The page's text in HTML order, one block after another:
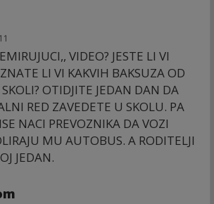
VIDEO? JESTE LI VI
LI VI KAKVIH BAKSUZA OD
OTIDJITE JEDAN DAN DA
RED ZAVEDETE U SKOLU. PA
NACI PREVOZNIKA DA VOZI
MU AUTOBUS. A RODITELJI
JEDAN.